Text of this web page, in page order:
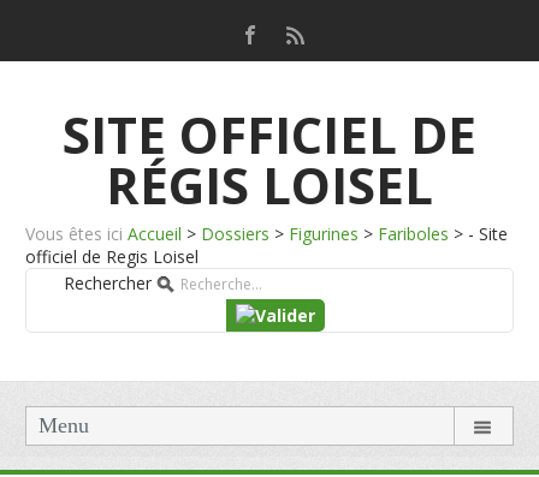
SITE OFFICIEL DE
RÉGIS LOISEL
Vous êtes ici Accueil > Dossiers > Figurines > Fariboles > - Site
officiel de Regis Loisel
Rechercher
Menu